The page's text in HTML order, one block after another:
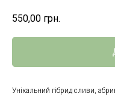
550,00 грн.
Унікальний гібрид сливи,